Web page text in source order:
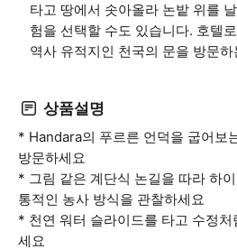
타고 땅에서 솟아올라 논밭 위를
험을 선택할 수도 있습니다. 호텔
역사 유적지인 천국의 문을 방문
상품설명
* Handara의 푸르른 언덕을 굽어보
방문하세요
* 그림 같은 계단식 논길을 따라 하
통적인 농사 방식을 관찰하세요
* 천연 워터 슬라이드를 타고 수정
세요